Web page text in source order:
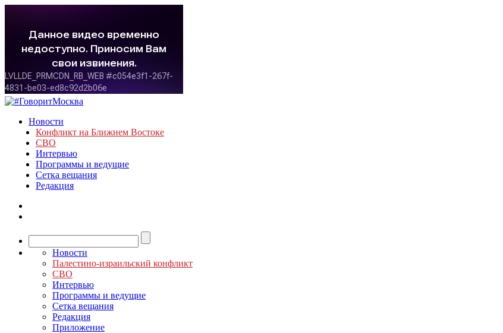
Новости
Конфликт на Ближнем Востоке
СВО
Интервью
Программы и ведущие
Сетка вещания
Редакция
Новости
Палестино-израильский конфликт
СВО
Интервью
Программы и ведущие
Сетка вещания
Редакция
Приложение